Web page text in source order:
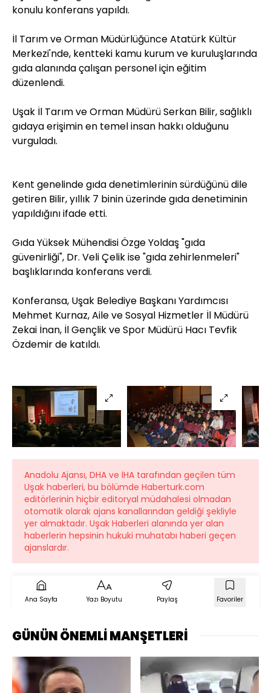
konulu konferans yapıldı.
İl Tarım ve Orman Müdürlüğünce Atatürk Kültür
Merkezi'nde, kentteki kamu kurum ve kuruluşlarında
gıda alanında çalışan personel için eğitim
düzenlendi.
Uşak İl Tarım ve Orman Müdürü Serkan Bilir, sağlıklı
gıdaya erişimin en temel insan hakkı olduğunu
vurguladı.
Kent genelinde gıda denetimlerinin sürdüğünü dile
getiren Bilir, yıllık 7 binin üzerinde gıda denetiminin
yapıldığını ifade etti.
Gıda Yüksek Mühendisi Özge Yoldaş "gıda
güvenirliği", Dr. Veli Çelik ise "gıda zehirlenmeleri"
başlıklarında konferans verdi.
Konferansa, Uşak Belediye Başkanı Yardımcısı
Mehmet Kurnaz, Aile ve Sosyal Hizmetler İl Müdürü
Zekai İnan, İl Gençlik ve Spor Müdürü Hacı Tevfik
Özdemir de katıldı.
Anadolu Ajansı, DHA ve İHA tarafından geçilen tüm
Uşak haberleri, bu bölümde Haberturk.com
editörlerinin hiçbir editoryal müdahalesi olmadan
otomatik olarak ajans kanallarından geldiği şekliyle
yer almaktadır. Uşak Haberleri alanında yer alan
haberlerin hepsinin hukuki muhatabı haberi geçen
ajanslardır.
Ana Sayfa Yazı Boyutu Paylaş Favoriler
GÜNÜN ÖNEMLİ MANŞETLERİ